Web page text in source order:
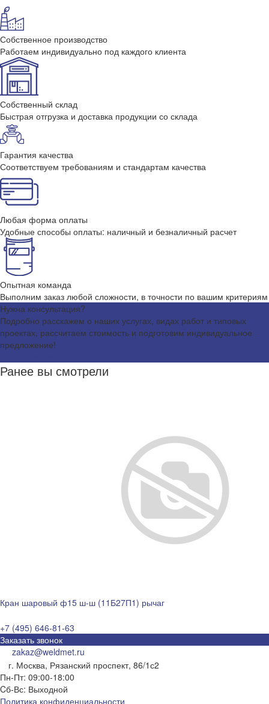
Собственное производство
Работаем индивидуально под каждого клиента
Собственный склад
Быстрая отгрузка и доставка продукции со склада
Гарантия качества
Соответствуем требованиям и стандартам качества
Любая форма оплаты
Удобные способы оплаты: наличный и безналичный расчет
Опытная команда
Выполним заказ любой сложности, в точности по вашим критериям
Нужна консультация?
Подробно расскажем о наших услугах, видах работ и типовых
проектах, рассчитаем стоимость и подготовим индивидуальное
предложение!
Ранее вы смотрели
Кран шаровый ф15 ш-ш (11Б27П1) рычаг
+7 (495) 646-81-63
Заказать звонок
zakaz@weldmet.ru
г. Москва, Рязанский проспект, 86/1с2
Пн-Пт: 09:00-18:00
Cб-Вс: Выходной
Политика конфиденциальности